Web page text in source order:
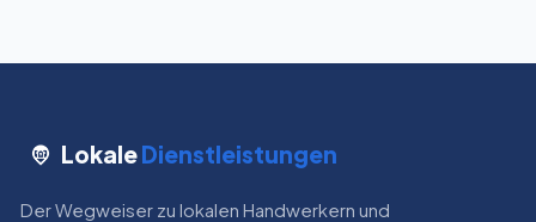
LokaleDienstleistungen
Der Wegweiser zu lokalen Handwerkern und